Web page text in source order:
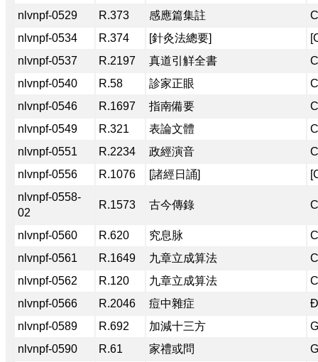
nlvnpf-0529 R.373 感應篇集註
nlvnpf-0534
R.374 [針灸法總要]
nlvnpf-0537
R.2197 真道引觧全書
nlvnpf-0540
R.58 診家正眼
nlvnpf-0546
R.1697 指南備要
nlvnpf-0549
R.321 表論文體
nlvnpf-0551
R.2234 政經演音
nlvnpf-0556
R.1076 [諸經日誦]
nlvnpf-0558-
02
R.1573 古今傳錄
nlvnpf-0560 R.620 究息脉
nlvnpf-0561
R.1649 九章立成算法
nlvnpf-0562
R.120 九章立成算法
nlvnpf-0566
R.2046 痘中雜症
nlvnpf-0589
R.692 加減十三方
nlvnpf-0590
R.61 家禮或問